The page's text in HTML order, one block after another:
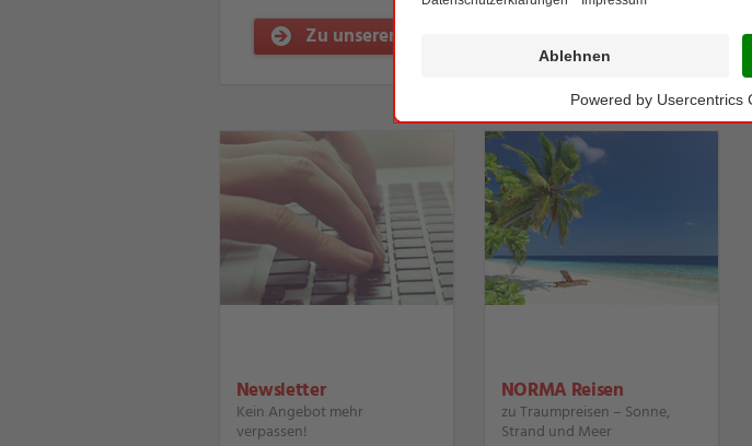
Zu unseren Angeboten
Newsletter
Kein Angebot mehr
verpassen!
NORMA Reisen
zu Traumpreisen – Sonne,
Strand und Meer